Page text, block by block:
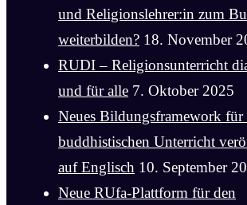
und Religionslehrer:in zum
weiterbilden? 18. November
RUDI – Religionsunterricht
und für alle 7. Oktober 2025
Neues Bildungsframework für
buddhistischen Unterricht
auf Englisch 10. September
Neue RUfa-Plattform für den